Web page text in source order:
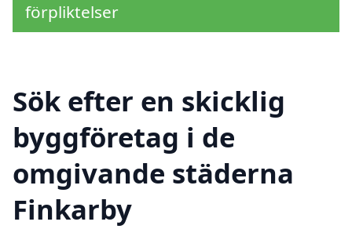
förpliktelser
Sök efter en skicklig
byggföretag i de
omgivande städerna
Finkarby